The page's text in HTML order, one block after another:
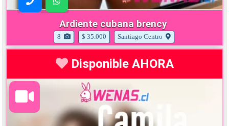
Ardiente cubana brency
8 $ 35.000 Santiago Centro
Disponible AHORA